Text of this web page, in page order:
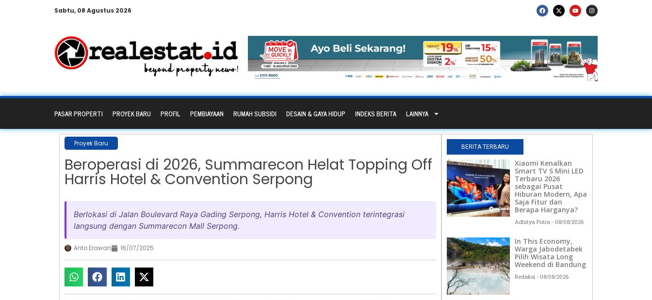
Sabtu, 08 Agustus 2026
PASAR PROPERTI PROYEK BARU PROFIL PEMBIAYAAN RUMAH SUBSIDI DESAIN & GAYA HIDUP INDEKS BERITA LAINNYA
Proyek Baru
Beroperasi di 2026, Summarecon Helat Topping Off
Harris Hotel & Convention Serpong
Berlokasi di Jalan Boulevard Raya Gading Serpong, Harris Hotel & Convention terintegrasi
langsung dengan Summarecon Mall Serpong.
Anto Erawan 16/07/2025
BERITA TERBARU
Xiaomi Kenalkan
Smart TV S Mini LED
Terbaru 2026
sebagai Pusat
Hiburan Modern, Apa
Saja Fitur dan
Berapa Harganya?
Adhitya Putra 08/08/2026
In This Economy,
Warga Jabodetabek
Pilih Wisata Long
Weekend di Bandung
Redaksi 08/08/2026